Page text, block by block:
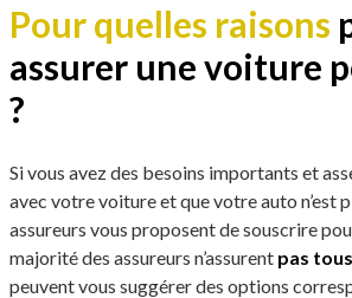
Pour quelles raisons
assurer une voiture
?
Si vous avez des besoins importants et
avec votre voiture et que votre auto n’est
assureurs vous proposent de souscrire
majorité des assureurs n’assurent pas
peuvent vous suggérer des options